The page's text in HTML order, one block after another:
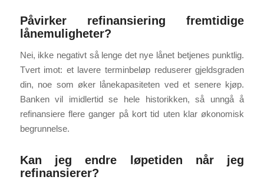
Påvirker refinansiering fremtidige
lånemuligheter?
Nei, ikke negativt så lenge det nye lånet betjenes punktlig.
Tvert imot: et lavere terminbeløp reduserer gjeldsgraden
din, noe som øker lånekapasiteten ved et senere kjøp.
Banken vil imidlertid se hele historikken, så unngå å
refinansiere flere ganger på kort tid uten klar økonomisk
begrunnelse.
Kan jeg endre løpetiden når jeg
refinansierer?